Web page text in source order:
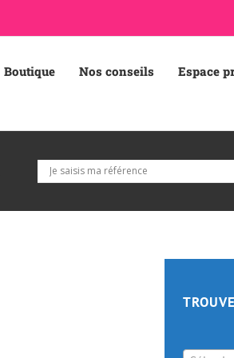
Boutique Nos conseils Espace